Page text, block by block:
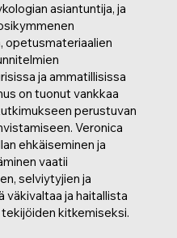
asiantuntija, ja
opetusmateriaalien
ja ammatillisissa
on tuonut vankkaa
perustuvan
Veronica
ehkäiseminen ja
vaatii
selviytyjien ja
väkivaltaa ja haitallista
kitkemiseksi.